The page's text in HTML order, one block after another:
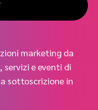
marketing da
e eventi di
sottoscrizione in